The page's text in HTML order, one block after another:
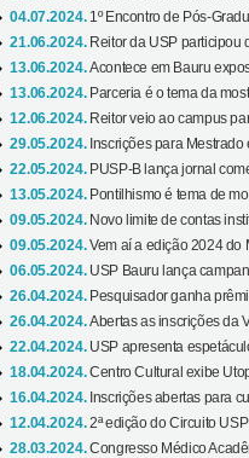
04.07.2024. 1º Encontro de Pós-
21.06.2024. Reitor da USP participou
13.06.2024.Acontece em Bauru
13.06.2024. Parceria é o tema da
12.06.2024. Reitor veio ao campus
29.05.2024. Inscrições para
22.05.2024. PUSP-B lança jornal
13.05.2024. Pontilhismo é tema de
09.05.2024. Novo limite de contas
09.05.2024.Vem aí a edição 2024 do
06.05.2024. USP Bauru lança
26.04.2024. Pesquisador ganha
26.04.2024.Abertas as inscrições da
22.04.2024. USP apresenta
18.04.2024.Centro Cultural exibe
16.04.2024. Inscrições abertas para
12.04.2024.2ª edição do Circuito
28.03.2024.Congresso Médico